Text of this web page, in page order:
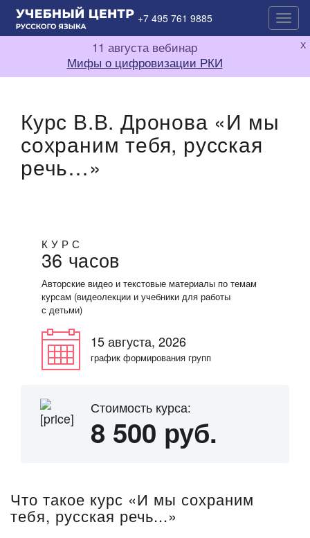
+7 495 761 9885
11 августа вебинар
Мифы о цифровизации РКИ
x
Курс В.В. Дронова «И мы
сохраним тебя, русская
речь…»
КУРС
36 часов
Авторские видео и текстовые материалы по темам
курсам (видеолекции и учебники для работы
с детьми)
15 августа, 2026
график формирования групп
Стоимость курса:
8 500 руб.
Что такое курс «И мы сохраним
тебя, русская речь...»